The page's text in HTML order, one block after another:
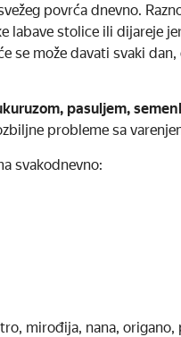
povrća dnevno.
labave stolice ili dijareje
se može davati svaki
pasuljem,
probleme sa
svakodnevno:
mirođija, nana,